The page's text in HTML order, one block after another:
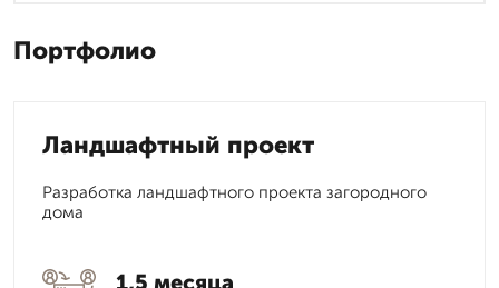
Портфолио
Ландшафтный проект
Разработка ландшафтного проекта загородного
дома
1,5 месяца